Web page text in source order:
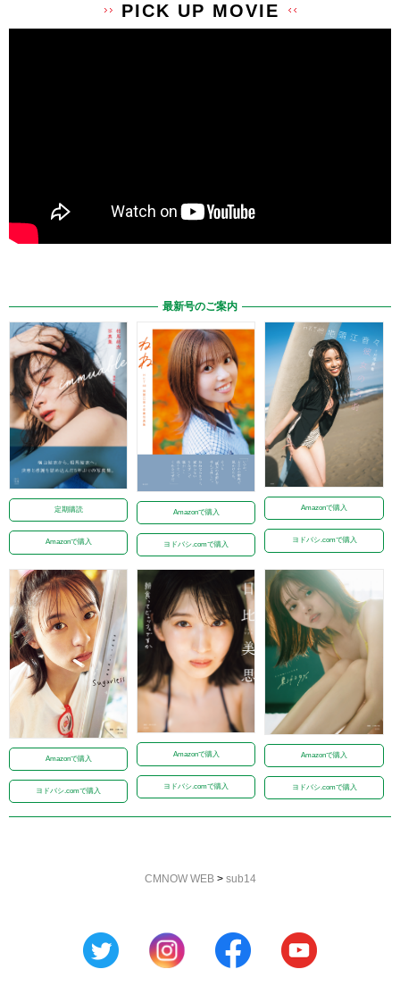
PICK UP MOVIE
最新号のご案内
定期購読
Amazonで購入
Amazonで購入
ヨドバシ.comで購入
Amazonで購入
ヨドバシ.comで購入
Amazonで購入
ヨドバシ.comで購入
Amazonで購入
ヨドバシ.comで購入
Amazonで購入
ヨドバシ.comで購入
CMNOW WEB> sub14